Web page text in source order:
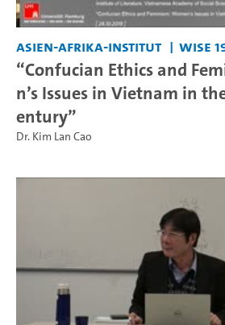
Asien-Afrika-Institut WiSe
“Confucian Ethics and
n’s Issues in Vietnam in
entury”
Dr. Kim Lan Cao